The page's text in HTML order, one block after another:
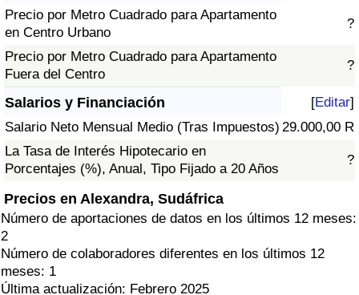
Precio por Metro Cuadrado para Apartamento
en Centro Urbano
?
Precio por Metro Cuadrado para Apartamento
Fuera del Centro
?
Salarios y Financiación [Editar]
Salario Neto Mensual Medio (Tras Impuestos) 29.000,00 R
La Tasa de Interés Hipotecario en
Porcentajes (%), Anual, Tipo Fijado a 20 Años
?
Precios en Alexandra, Sudáfrica
Número de aportaciones de datos en los últimos 12 meses:
2
Número de colaboradores diferentes en los últimos 12
meses: 1
Última actualización: Febrero 2025